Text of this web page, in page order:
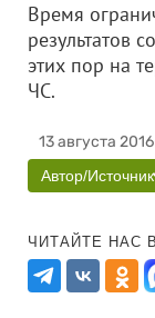
Время
результатов
этих пор на
ЧС.
13 августа 2016
Автор/Источник
ЧИТАЙТЕ НАС